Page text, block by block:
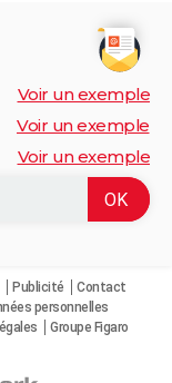
Voir un exemple
Voir un exemple
Voir un exemple
Publicité
Contact
personnelles
Groupe Figaro